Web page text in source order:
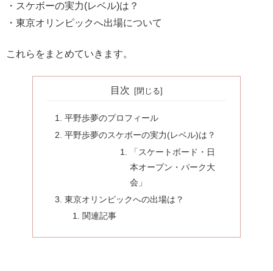
・スケボーの実力(レベル)は？
・東京オリンピックへ出場について
これらをまとめていきます。
目次
平野歩夢のプロフィール
平野歩夢のスケボーの実力(レベル)は？
「スケートボード・日
本オープン・パーク大
会」
東京オリンピックへの出場は？
関連記事